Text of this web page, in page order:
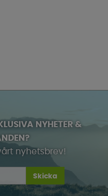
NYHETER &
nyhetsbrev!
Skicka